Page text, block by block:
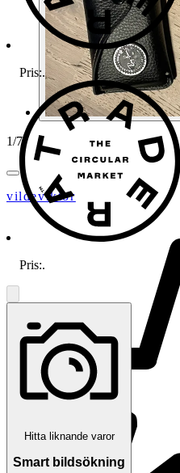
1/7
vildeviktor
Pris:.
Pris:.
Hitta liknande varor
Smart bildsökning